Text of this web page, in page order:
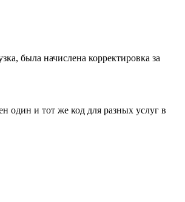
была начислена корректировка за
один и тот же код для разных услуг в